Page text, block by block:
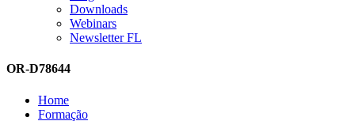
Downloads
Webinars
Newsletter FL
OR-D78644
Home
Formação